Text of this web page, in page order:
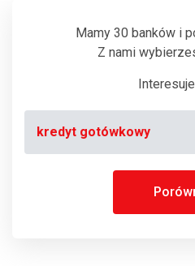
Mamy 30 banków i
Z nami
kredyt gotówkowy